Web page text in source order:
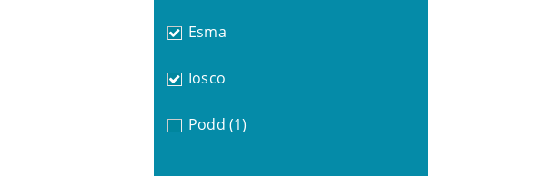
Esma
Iosco
Podd (1)